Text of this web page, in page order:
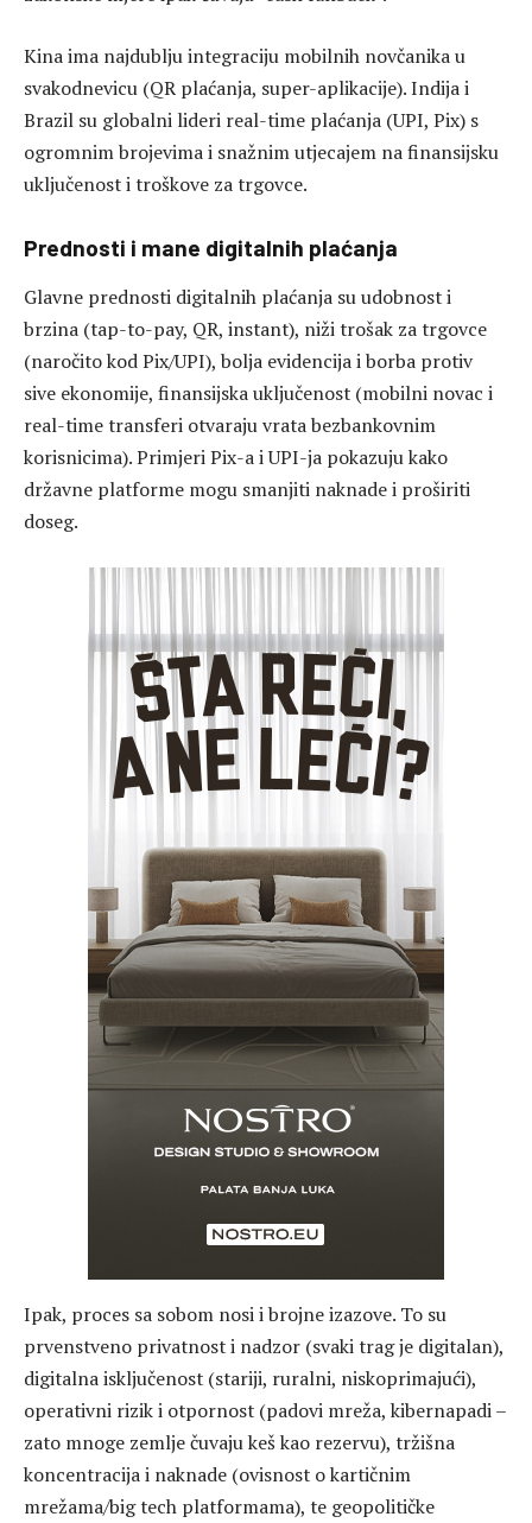
Kina ima najdublju integraciju mobilnih novčanika u
svakodnevicu (QR plaćanja, super-aplikacije). Indija i
Brazil su globalni lideri real-time plaćanja (UPI, Pix) s
ogromnim brojevima i snažnim utjecajem na finansijsku
uključenost i troškove za trgovce.
Prednosti i mane digitalnih plaćanja
Glavne prednosti digitalnih plaćanja su udobnost i
brzina (tap-to-pay, QR, instant), niži trošak za trgovce
(naročito kod Pix/UPI), bolja evidencija i borba protiv
sive ekonomije, finansijska uključenost (mobilni novac i
real-time transferi otvaraju vrata bezbankovnim
korisnicima). Primjeri Pix-a i UPI-ja pokazuju kako
državne platforme mogu smanjiti naknade i proširiti
doseg.
Ipak, proces sa sobom nosi i brojne izazove. To su
prvenstveno privatnost i nadzor (svaki trag je digitalan),
digitalna isključenost (stariji, ruralni, niskoprimajući),
operativni rizik i otpornost (padovi mreža, kibernapadi –
zato mnoge zemlje čuvaju keš kao rezervu), tržišna
koncentracija i naknade (ovisnost o kartičnim
mrežama/big tech platformama), te geopolitičke